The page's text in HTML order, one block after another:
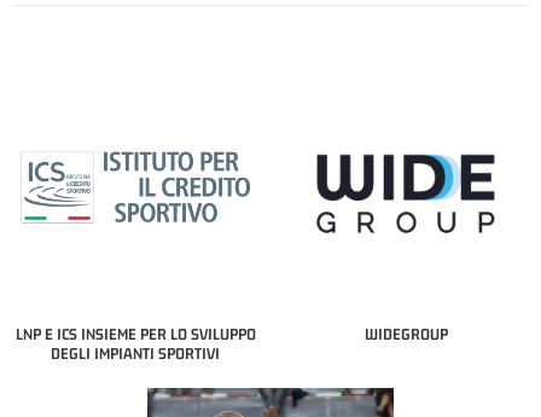
LNP E ICS INSIEME PER LO SVILUPPO
DEGLI IMPIANTI SPORTIVI
WIDEGROUP